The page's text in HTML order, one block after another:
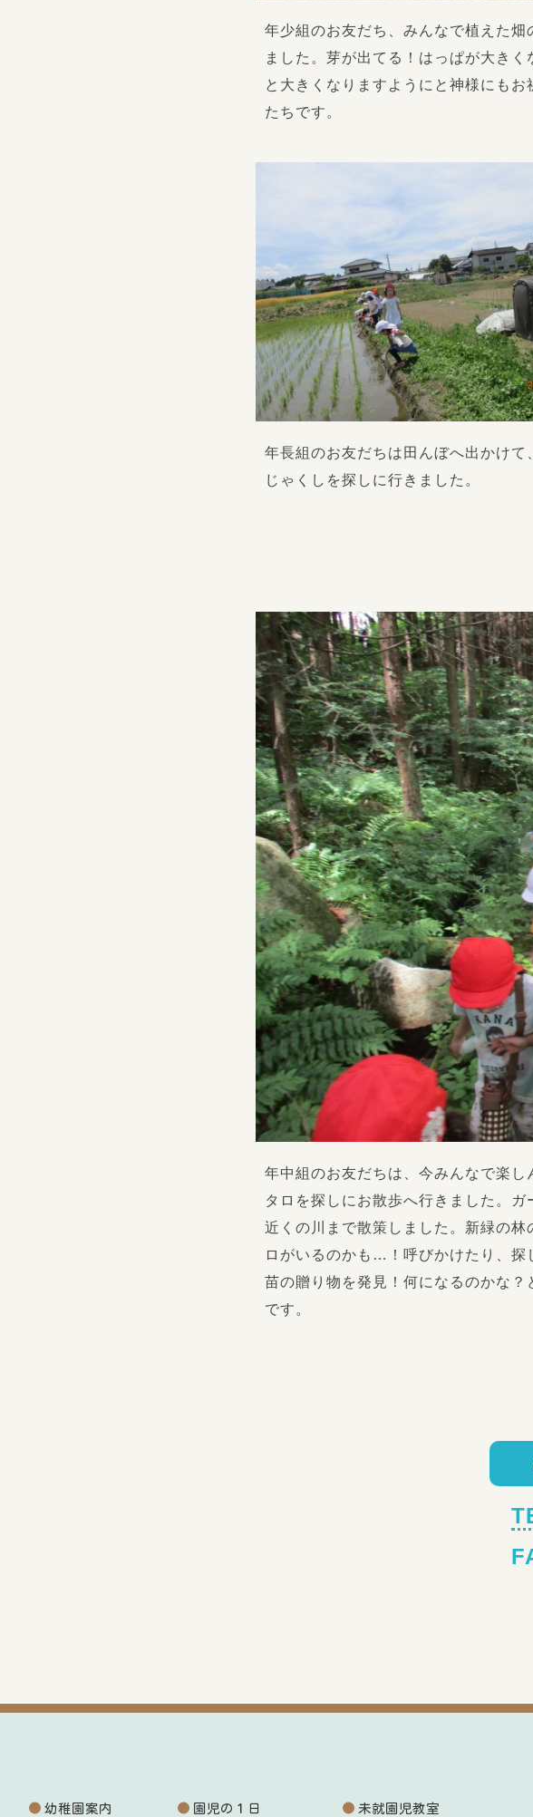
年少組のお友だち、みんなで植えた
ました。芽が出てる！はっぱが大き
と大きくなりますようにと神様にも
たちです。
年長組のお友だちは田んぼへ出かけて
じゃくしを探しに行きました。
年中組のお友だちは、今みんなで楽
タロを探しにお散歩へ行きました。
近くの川まで散策しました。新緑の
ロがいるのかも…！呼びかけたり、探
苗の贈り物を発見！何になるのかな
です。
幼稚園案内 園児の１日 未就園児教室